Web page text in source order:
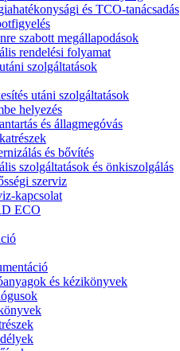
és TCO-tanácsadás
szabott megállapodások
rendelési folyamat
szolgáltatások
utáni szolgáltatások
helyezés
és állagmegóvás
és bővítés
szolgáltatások és önkiszolgálás
szerviz
kapcsolat
ECO
és kézikönyvek